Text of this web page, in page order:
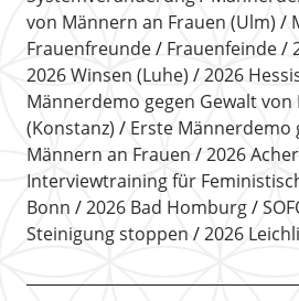
von Männern an Frauen (Ulm)
Frauenfreunde
Frauenfeinde
2026 Winsen (Luhe)
2026
Männerdemo gegen Gewalt
(Konstanz)
Erste Männerdemo
Männern an Frauen
2026
Interviewtraining für
Bonn
2026 Bad Homburg
Steinigung stoppen
2026